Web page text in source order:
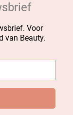
Voor
van Beauty.